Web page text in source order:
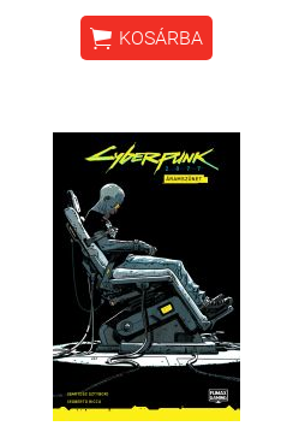
 KOSÁRBA